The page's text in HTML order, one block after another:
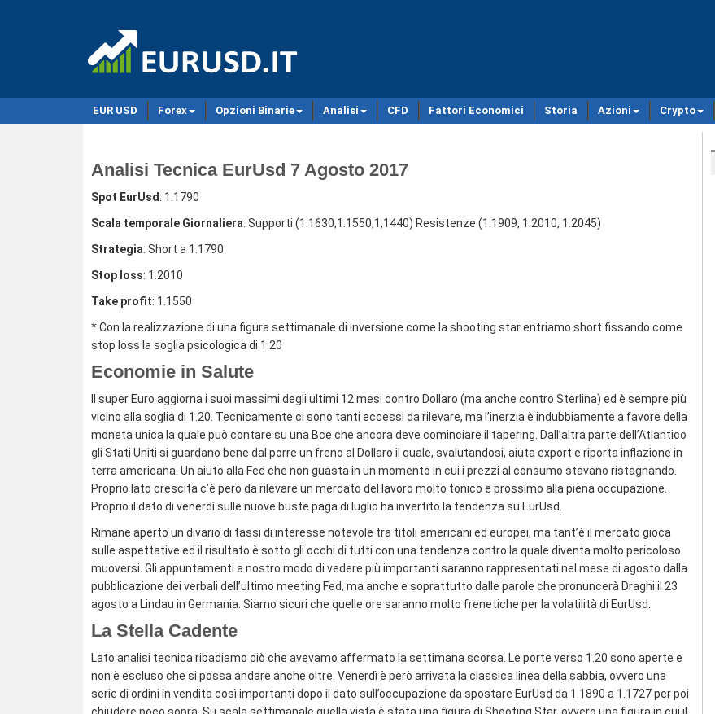
EUR USD Forex Opzioni Binarie Analisi CFD Fattori Economici Storia Azioni Crypto
Analisi Tecnica EurUsd 7 Agosto 2017
Spot EurUsd : 1.1790
Scala temporale Giornaliera: Supporti (1.1630,1.1550,1,1440) Resistenze (1.1909, 1.2010, 1.2045)
Strategia: Short a 1.1790
Stop loss: 1.2010
Take profit: 1.1550
* Con la realizzazione di una figura settimanale di inversione come la shooting star entriamo short fissando come
stop loss la soglia psicologica di 1.20
Economie in Salute
Il super Euro aggiorna i suoi massimi degli ultimi 12 mesi contro Dollaro (ma anche contro Sterlina) ed è sempre più
vicino alla soglia di 1.20. Tecnicamente ci sono tanti eccessi da rilevare, ma l’inerzia è indubbiamente a favore della
moneta unica la quale può contare su una Bce che ancora deve cominciare il tapering. Dall’altra parte dell’Atlantico
gli Stati Uniti si guardano bene dal porre un freno al Dollaro il quale, svalutandosi, aiuta export e riporta inflazione in
terra americana. Un aiuto alla Fed che non guasta in un momento in cui i prezzi al consumo stavano ristagnando.
Proprio lato crescita c’è però da rilevare un mercato del lavoro molto tonico e prossimo alla piena occupazione.
Proprio il dato di venerdì sulle nuove buste paga di luglio ha invertito la tendenza su EurUsd.
Rimane aperto un divario di tassi di interesse notevole tra titoli americani ed europei, ma tant’è il mercato gioca
sulle aspettative ed il risultato è sotto gli occhi di tutti con una tendenza contro la quale diventa molto pericoloso
muoversi. Gli appuntamenti a nostro modo di vedere più importanti saranno rappresentati nel mese di agosto dalla
pubblicazione dei verbali dell’ultimo meeting Fed, ma anche e soprattutto dalle parole che pronuncerà Draghi il 23
agosto a Lindau in Germania. Siamo sicuri che quelle ore saranno molto frenetiche per la volatilità di EurUsd.
La Stella Cadente
Lato analisi tecnica ribadiamo ciò che avevamo affermato la settimana scorsa. Le porte verso 1.20 sono aperte e
non è escluso che si possa andare anche oltre. Venerdì è però arrivata la classica linea della sabbia, ovvero una
serie di ordini in vendita così importanti dopo il dato sull’occupazione da spostare EurUsd da 1.1890 a 1.1727 per poi